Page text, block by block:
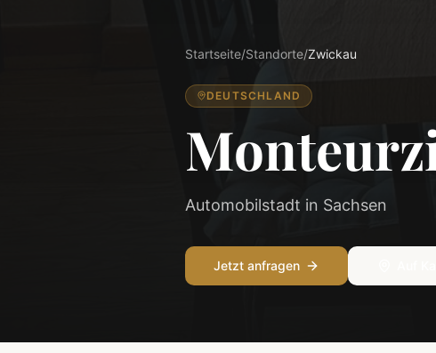
Startseite/Standorte/Zwickau
DEUTSCHLAND
Automobilstadt in Sachsen
Jetzt anfragen